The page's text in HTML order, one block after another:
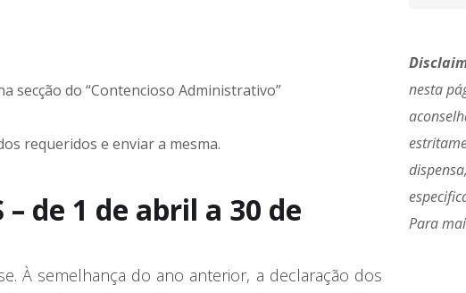
secção do “Contencioso Administrativo”
requeridos e enviar a mesma.
de 1 de abril a 30 de
À semelhança do ano anterior, a declaração dos
nesta
Para